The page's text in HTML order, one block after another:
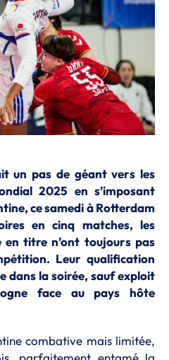
un pas de géant vers les
2025 en s’imposant
ce samedi à Rotterdam
en cinq matches, les
en titre n’ont toujours pas
Leur qualification
dans la soirée, sauf exploit
face au pays hôte
combative mais limitée,